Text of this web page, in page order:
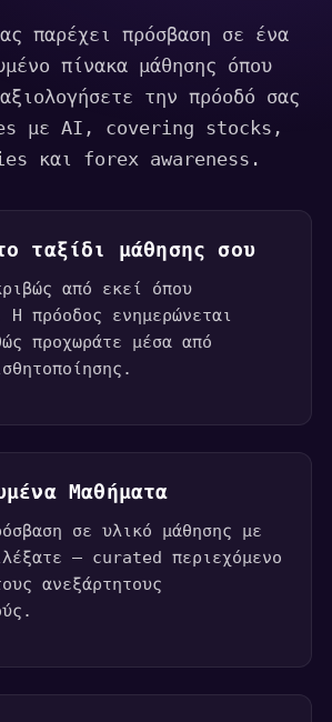
παρέχει πρόσβαση σε ένα
πίνακα μάθησης όπου
την πρόοδό σας
με AI, covering stocks,
και forex awareness.
ταξίδι μάθησης σου
από εκεί όπου
Η πρόοδος ενημερώνεται
προχωράτε μέσα από
Μαθήματα
σε υλικό μάθησης με
— curated περιεχόμενο
ανεξάρτητους